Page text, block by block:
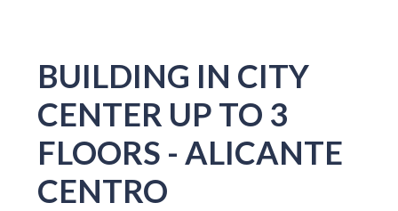
BUILDING IN CITY
CENTER UP TO 3
FLOORS - ALICANTE
CENTRO